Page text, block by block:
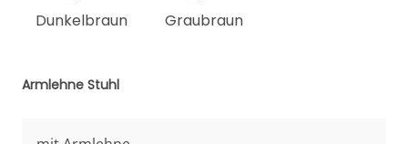
Dunkelbraun Graubraun
Armlehne Stuhl